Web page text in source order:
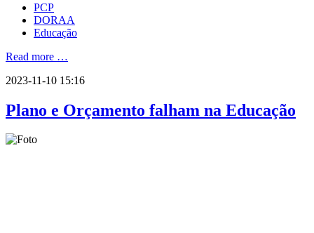
PCP
DORAA
Educação
Read more …
2023-11-10 15:16
Plano e Orçamento falham na Educação